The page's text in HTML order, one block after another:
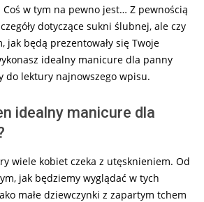
Coś w tym na pewno jest… Z pewnością
dotyczące sukni ślubnej, ale czy
jak będą prezentowały się Twoje
idealny manicure dla panny
do lektury najnowszego wpisu.
idealny manicure dla
wiele kobiet czeka z utęsknieniem. Od
jak będziemy wyglądać w tych
małe dziewczynki z zapartym tchem